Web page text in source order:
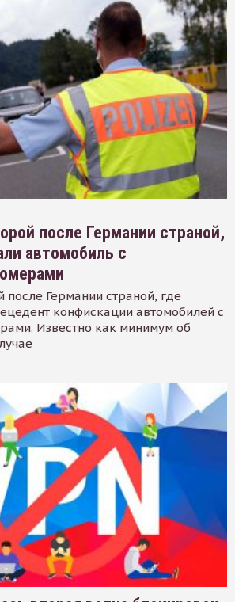
после Германии страной,
автомобиль с
после Германии страной, где
конфискации автомобилей с
Известно как минимум об